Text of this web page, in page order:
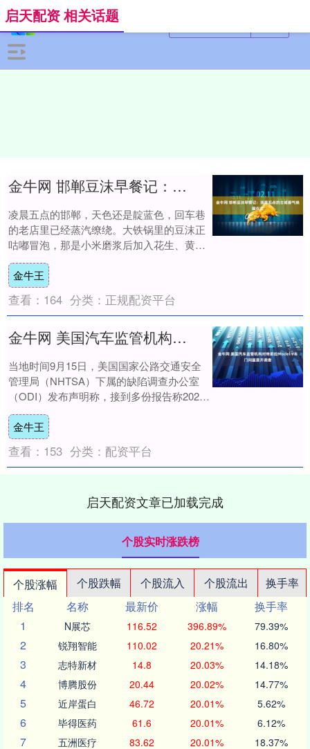
启天配资 相关话题
金牛网 邯郸豆沫早餐记：清晨五点的古城香气唤醒仪式
凌晨五点的邯郸，天色还是靛蓝色，回车巷
的老店里已经蒸汽缭绕。大铁锅里的豆沫正
咕嘟冒泡，那是小米磨浆后加入花生、黄
豆、粉条、豆腐丝熬成的糊状早餐。老师傅
用长柄铜勺....
金牛王
查看： 164 分类： 正规配资平台
金牛网 美国汽车监管机构对特斯拉Model Y车门问题展开调查
当地时间9月15日，美国国家公路交通安全
管理局（NHTSA）下属的缺陷调查办公室
（ODI）发布声明称，接到多份报告称2021
款特斯拉Model Y车辆无法打开车....
金牛王
查看： 153 分类： 配资平台
启天配资文章已加载完成
个股实时涨跌榜
个股涨幅 个股跌幅 个股流入 个股流出
换手率
排名
名称 最新价 涨幅
换手率
1
N展芯 116.52 396.89% 79.39%
2 锐翔智能 110.02 20.21% 16.80%
3 志特新材 14.8 20.03% 14.18%
4 博腾股份 20.44 20.02% 14.77%
5 近岸蛋白 46.72 20.01% 5.62%
6 毕得医药 61.6 20.01% 6.12%
7 五洲医疗 83.62 20.01% 18.37%